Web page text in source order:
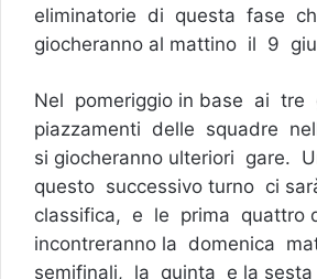
eliminatorie di questa fase
giocheranno al mattino il 9
Nel pomeriggio in base ai tre
piazzamenti delle squadre
si giocheranno ulteriori gare.
questo successivo turno ci
classifica, e le prima quattro
incontreranno la domenica
semifinali, la quinta e la sesta